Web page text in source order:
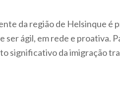
da região de Helsinque é
ágil, em rede e proativa.
significativo da imigração